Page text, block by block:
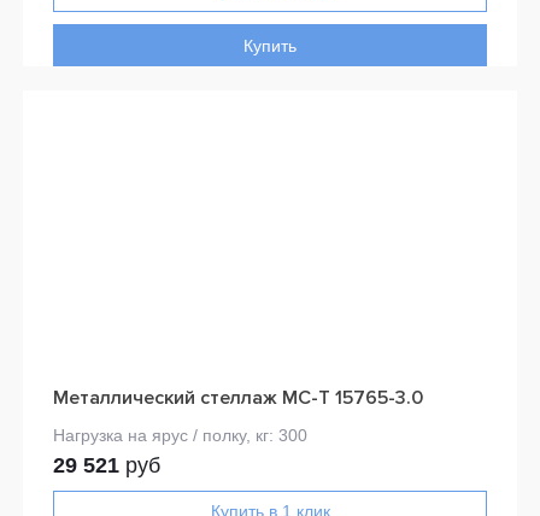
Купить
Металлический стеллаж МС-Т 15765-3.0
29 521 руб